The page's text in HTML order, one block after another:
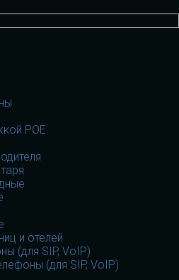
POE
и отелей
(для SIP, VoIP)
(для SIP, VoIP)